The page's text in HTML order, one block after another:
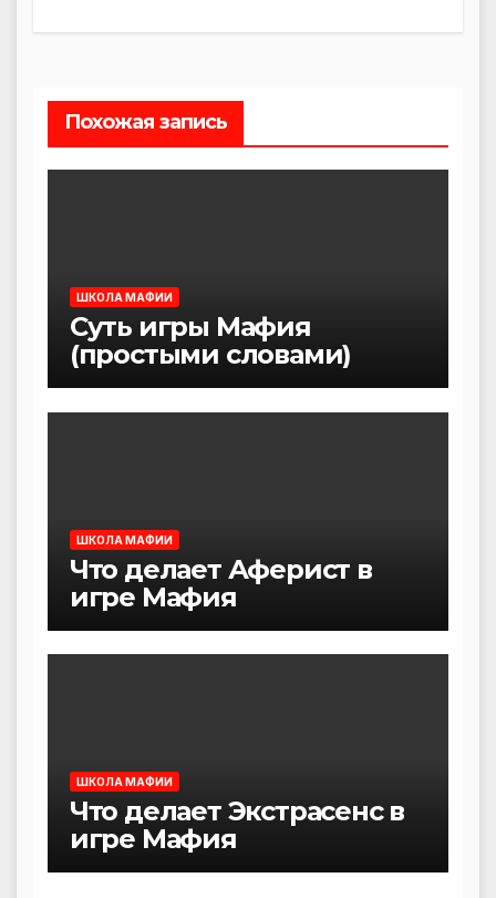
Похожая запись
ШКОЛА МАФИИ
Суть игры Мафия
(простыми словами)
ШКОЛА МАФИИ
Что делает Аферист в
игре Мафия
ШКОЛА МАФИИ
Что делает Экстрасенс в
игре Мафия